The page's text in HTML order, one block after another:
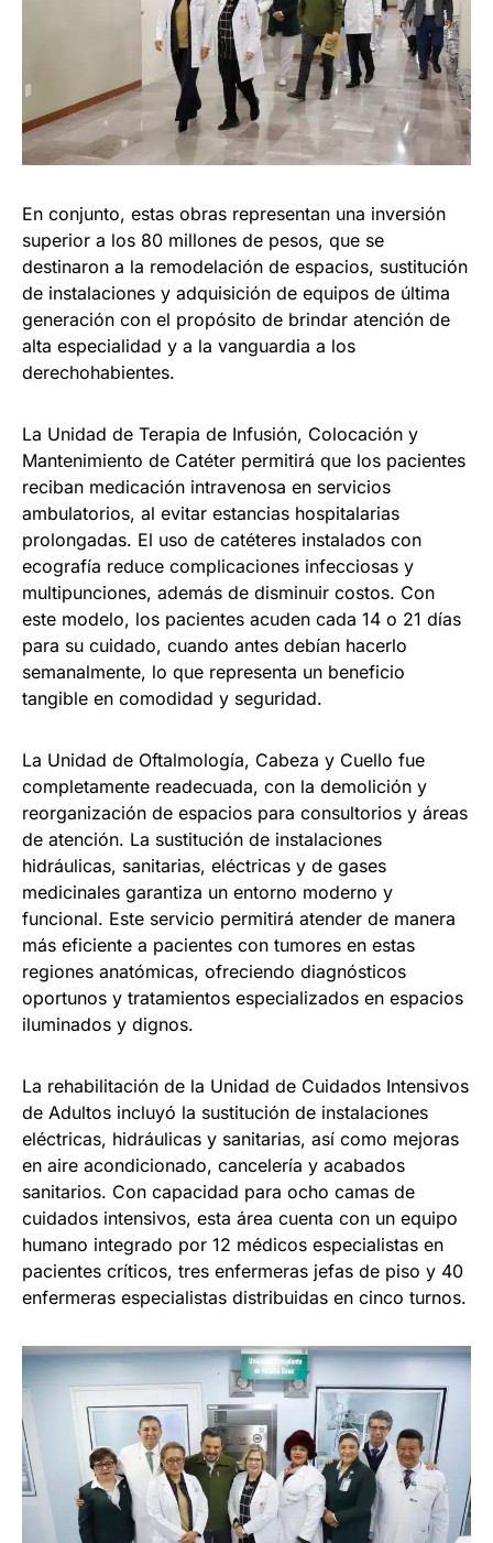
En conjunto, estas obras representan una inversión
superior a los 80 millones de pesos, que se
destinaron a la remodelación de espacios, sustitución
de instalaciones y adquisición de equipos de última
generación con el propósito de brindar atención de
alta especialidad y a la vanguardia a los
derechohabientes.
La Unidad de Terapia de Infusión, Colocación y
Mantenimiento de Catéter permitirá que los pacientes
reciban medicación intravenosa en servicios
ambulatorios, al evitar estancias hospitalarias
prolongadas. El uso de catéteres instalados con
ecografía reduce complicaciones infecciosas y
multipunciones, además de disminuir costos. Con
este modelo, los pacientes acuden cada 14 o 21 días
para su cuidado, cuando antes debían hacerlo
semanalmente, lo que representa un beneficio
tangible en comodidad y seguridad.
La Unidad de Oftalmología, Cabeza y Cuello fue
completamente readecuada, con la demolición y
reorganización de espacios para consultorios y áreas
de atención. La sustitución de instalaciones
hidráulicas, sanitarias, eléctricas y de gases
medicinales garantiza un entorno moderno y
funcional. Este servicio permitirá atender de manera
más eficiente a pacientes con tumores en estas
regiones anatómicas, ofreciendo diagnósticos
oportunos y tratamientos especializados en espacios
iluminados y dignos.
La rehabilitación de la Unidad de Cuidados Intensivos
de Adultos incluyó la sustitución de instalaciones
eléctricas, hidráulicas y sanitarias, así como mejoras
en aire acondicionado, cancelería y acabados
sanitarios. Con capacidad para ocho camas de
cuidados intensivos, esta área cuenta con un equipo
humano integrado por 12 médicos especialistas en
pacientes críticos, tres enfermeras jefas de piso y 40
enfermeras especialistas distribuidas en cinco turnos.